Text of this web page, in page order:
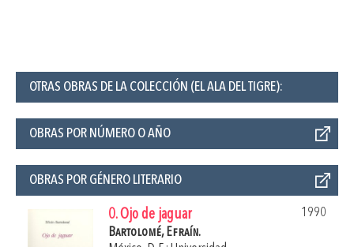
OTRAS OBRAS DE LA COLECCIÓN (EL ALA DEL TIGRE):
OBRAS POR NÚMERO O AÑO
OBRAS POR GÉNERO LITERARIO
0. Ojo de jaguar
1990
Bartolomé, Efraín.